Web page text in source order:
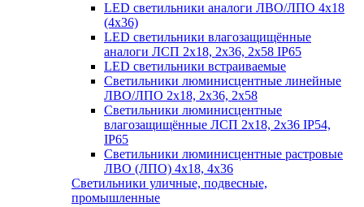
LED светильники аналоги ЛВО/ЛПО 4х18
(4х36)
LED светильники влагозащищённые
аналоги ЛСП 2х18, 2х36, 2х58 IP65
LED светильники встраиваемые
Светильники люминисцентные линейные
ЛВО/ЛПО 2х18, 2х36, 2х58
Светильники люминисцентные
влагозащищённые ЛСП 2х18, 2х36 IP54,
IP65
Светильники люминисцентные растровые
ЛВО (ЛПО) 4х18, 4х36
Светильники уличные, подвесные,
промышленные